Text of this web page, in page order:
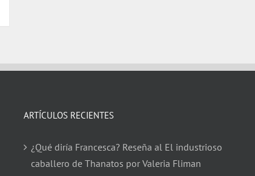
ARTÍCULOS RECIENTES
¿Qué diría Francesca? Reseña al El industrioso
caballero de Thanatos por Valeria Fliman